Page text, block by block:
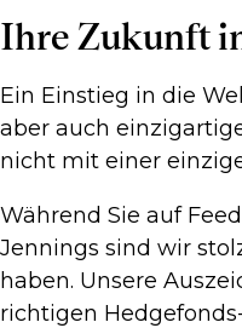
Ihre Zukunft
Ein Einstieg in die
aber auch
nicht mit einer
Während Sie auf
Jennings sind wir
haben. Unsere
richtigen